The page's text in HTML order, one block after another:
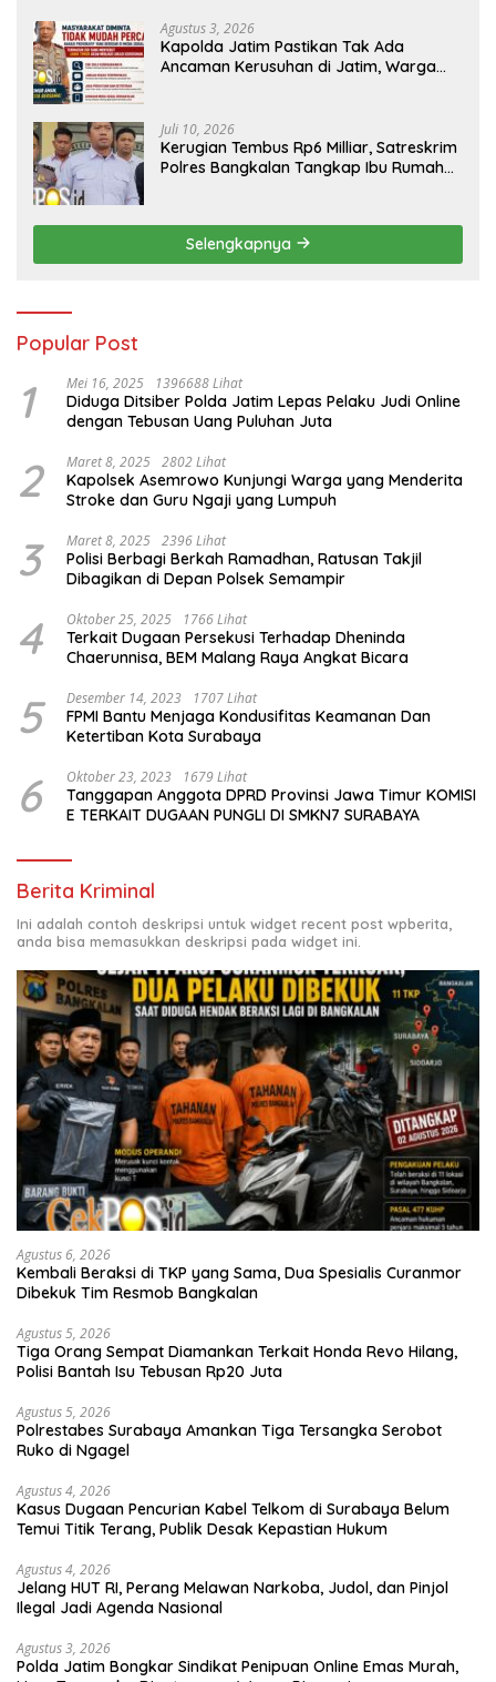
Agustus 3, 2026
Kapolda Jatim Pastikan Tak Ada
Ancaman Kerusuhan di Jatim, Warga
Juli 10, 2026
Kerugian Tembus Rp6 Milliar, Satreskrim
Polres Bangkalan Tangkap Ibu Rumah
Selengkapnya
Popular Post
1 Mei 16, 2025 1396688 Lihat
Diduga Ditsiber Polda Jatim Lepas Pelaku Judi Online
dengan Tebusan Uang Puluhan Juta
2 Maret 8, 2025 2802 Lihat
Kapolsek Asemrowo Kunjungi Warga yang Menderita
Stroke dan Guru Ngaji yang Lumpuh
3 Maret 8, 2025 2396 Lihat
Polisi Berbagi Berkah Ramadhan, Ratusan Takjil
Dibagikan di Depan Polsek Semampir
4 Oktober 25, 2025 1766 Lihat
Terkait Dugaan Persekusi Terhadap Dheninda
Chaerunnisa, BEM Malang Raya Angkat Bicara
5 Desember 14, 2023 1707 Lihat
FPMI Bantu Menjaga Kondusifitas Keamanan Dan
Ketertiban Kota Surabaya
6 Oktober 23, 2023 1679 Lihat
Tanggapan Anggota DPRD Provinsi Jawa Timur KOMISI
E TERKAIT DUGAAN PUNGLI DI SMKN7 SURABAYA
Berita Kriminal
Ini adalah contoh deskripsi untuk widget recent post wpberita,
anda bisa memasukkan deskripsi pada widget ini.
Agustus 6, 2026
Kembali Beraksi di TKP yang Sama, Dua Spesialis Curanmor
Dibekuk Tim Resmob Bangkalan
Agustus 5, 2026
Tiga Orang Sempat Diamankan Terkait Honda Revo Hilang,
Polisi Bantah Isu Tebusan Rp20 Juta
Agustus 5, 2026
Polrestabes Surabaya Amankan Tiga Tersangka Serobot
Ruko di Ngagel
Agustus 4, 2026
Kasus Dugaan Pencurian Kabel Telkom di Surabaya Belum
Temui Titik Terang, Publik Desak Kepastian Hukum
Agustus 4, 2026
Jelang HUT RI, Perang Melawan Narkoba, Judol, dan Pinjol
Ilegal Jadi Agenda Nasional
Agustus 3, 2026
Polda Jatim Bongkar Sindikat Penipuan Online Emas Murah,